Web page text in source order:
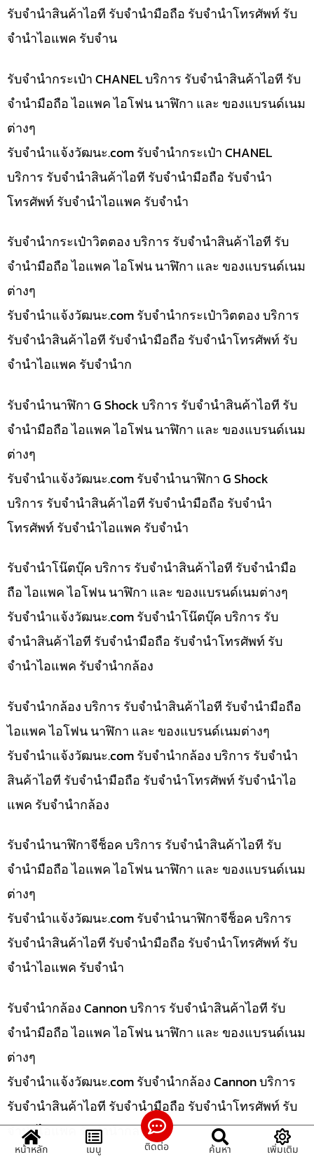
รับจำนำสินค้าไอที รับจำนำมือถือ รับจำนำโทรศัพท์ รับ
จำนำไอแพค รับจำน
รับจำนำกระเป๋า CHANEL บริการ รับจำนำสินค้าไอที รับ
จำนำมือถือ ไอแพค ไอโฟน นาฬิกา และ ของแบรนด์เนม
ต่างๆ
รับจํานําแจ้งวัฒนะ.com รับจำนำกระเป๋า CHANEL
บริการ รับจำนำสินค้าไอที รับจำนำมือถือ รับจำนำ
โทรศัพท์ รับจำนำไอแพค รับจำนำ
รับจำนำกระเป๋าวิตตอง บริการ รับจำนำสินค้าไอที รับ
จำนำมือถือ ไอแพค ไอโฟน นาฬิกา และ ของแบรนด์เนม
ต่างๆ
รับจํานําแจ้งวัฒนะ.com รับจำนำกระเป๋าวิตตอง บริการ
รับจำนำสินค้าไอที รับจำนำมือถือ รับจำนำโทรศัพท์ รับ
จำนำไอแพค รับจำนำก
รับจำนำนาฬิกา G Shock บริการ รับจำนำสินค้าไอที รับ
จำนำมือถือ ไอแพค ไอโฟน นาฬิกา และ ของแบรนด์เนม
ต่างๆ
รับจํานําแจ้งวัฒนะ.com รับจำนำนาฬิกา G Shock
บริการ รับจำนำสินค้าไอที รับจำนำมือถือ รับจำนำ
โทรศัพท์ รับจำนำไอแพค รับจำนำ
รับจำนำโน๊ตบุ๊ค บริการ รับจำนำสินค้าไอที รับจำนำมือ
ถือ ไอแพค ไอโฟน นาฬิกา และ ของแบรนด์เนมต่างๆ
รับจํานําแจ้งวัฒนะ.com รับจำนำโน๊ตบุ๊ค บริการ รับ
จำนำสินค้าไอที รับจำนำมือถือ รับจำนำโทรศัพท์ รับ
จำนำไอแพค รับจำนำกล้อง
รับจำนำกล้อง บริการ รับจำนำสินค้าไอที รับจำนำมือถือ
ไอแพค ไอโฟน นาฬิกา และ ของแบรนด์เนมต่างๆ
รับจํานําแจ้งวัฒนะ.com รับจำนำกล้อง บริการ รับจำนำ
สินค้าไอที รับจำนำมือถือ รับจำนำโทรศัพท์ รับจำนำไอ
แพค รับจำนำกล้อง
รับจำนำนาฬิกาจีช็อค บริการ รับจำนำสินค้าไอที รับ
จำนำมือถือ ไอแพค ไอโฟน นาฬิกา และ ของแบรนด์เนม
ต่างๆ
รับจํานําแจ้งวัฒนะ.com รับจำนำนาฬิกาจีช็อค บริการ
รับจำนำสินค้าไอที รับจำนำมือถือ รับจำนำโทรศัพท์ รับ
จำนำไอแพค รับจำนำ
รับจำนำกล้อง Cannon บริการ รับจำนำสินค้าไอที รับ
จำนำมือถือ ไอแพค ไอโฟน นาฬิกา และ ของแบรนด์เนม
ต่างๆ
รับจํานําแจ้งวัฒนะ.com รับจำนำกล้อง Cannon บริการ
รับจำนำสินค้าไอที รับจำนำมือถือ รับจำนำโทรศัพท์ รับ
จำนำไอแพค รับจำนำกล
หน้าหลัก เมนู ติดต่อ ค้นหา เพิ่มเติม